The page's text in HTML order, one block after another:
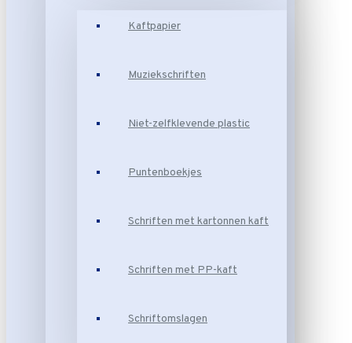
Kaftpapier
Muziekschriften
Niet-zelfklevende plastic
Puntenboekjes
Schriften met kartonnen kaft
Schriften met PP-kaft
Schriftomslagen